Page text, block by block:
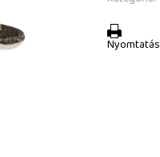
Nyomtatás